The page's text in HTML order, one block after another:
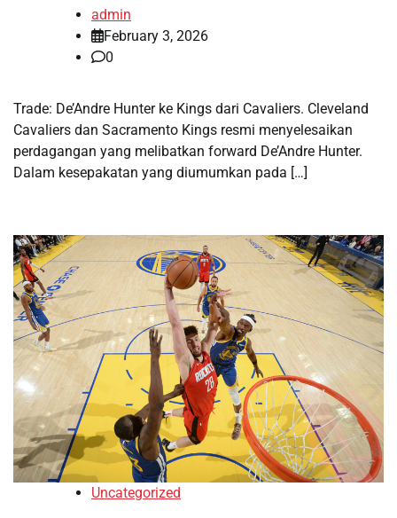
admin
February 3, 2026
0
Trade: De’Andre Hunter ke Kings dari Cavaliers. Cleveland
Cavaliers dan Sacramento Kings resmi menyelesaikan
perdagangan yang melibatkan forward De’Andre Hunter.
Dalam kesepakatan yang diumumkan pada […]
Uncategorized